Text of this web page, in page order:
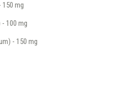
150 mg
100 mg
- 150 mg